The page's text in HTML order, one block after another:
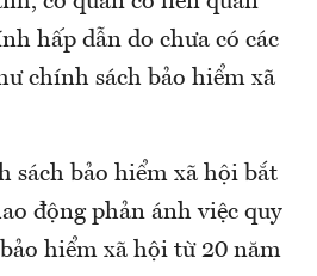
hấp dẫn do chưa có các
chính sách bảo hiểm xã
sách bảo hiểm xã hội bắt
động phản ánh việc quy
hiểm xã hội từ 20 năm